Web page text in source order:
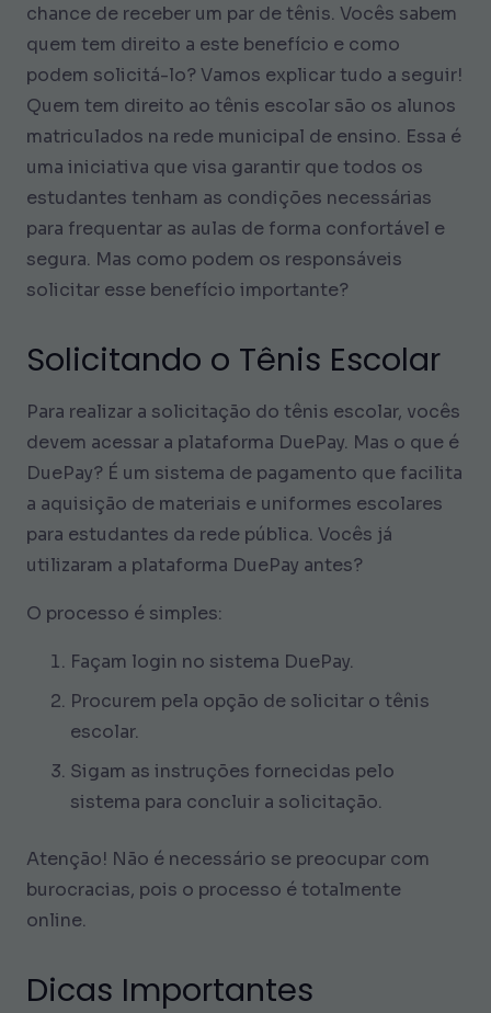
chance de receber um par de tênis. Vocês sabem
quem tem direito a este benefício e como
podem solicitá-lo? Vamos explicar tudo a seguir!
Quem tem direito ao tênis escolar são os alunos
matriculados na rede municipal de ensino. Essa é
uma iniciativa que visa garantir que todos os
estudantes tenham as condições necessárias
para frequentar as aulas de forma confortável e
segura. Mas como podem os responsáveis
solicitar esse benefício importante?
Solicitando o Tênis Escolar
Para realizar a solicitação do tênis escolar, vocês
devem acessar a plataforma DuePay. Mas o que é
DuePay? É um sistema de pagamento que facilita
a aquisição de materiais e uniformes escolares
para estudantes da rede pública. Vocês já
utilizaram a plataforma DuePay antes?
O processo é simples:
Façam login no sistema DuePay.
Procurem pela opção de solicitar o tênis
escolar.
Sigam as instruções fornecidas pelo
sistema para concluir a solicitação.
Atenção! Não é necessário se preocupar com
burocracias, pois o processo é totalmente
online.
Dicas Importantes